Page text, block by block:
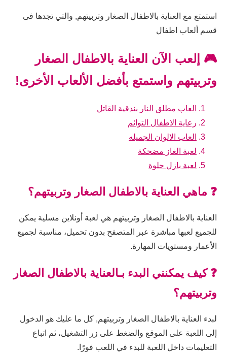
استمتع مع العناية بالاطفال الصغار وتربيتهم, والتي تجدها فى
قسم ألعاب اطفال
🎮 إلعب الآن العناية بالاطفال الصغار
وتربيتهم واستمتع بأفضل الألعاب الأخرى!
العاب مطلق النار بندقية القاتل
رعاية الاطفال التوائم
العاب الالوان الجميله
لعبة الغاز مضحكة
لعبة بازل حلوة
❓ ماهي العناية بالاطفال الصغار وتربيتهم؟
العناية بالاطفال الصغار وتربيتهم هي لعبة أونلاين مسلية يمكن
للجميع لعبها مباشرة عبر المتصفح بدون تحميل، مناسبة لجميع
الأعمار ومستويات المهارة.
❓ كيف يمكنني البدء بـالعناية بالاطفال الصغار
وتربيتهم؟
لبدء العناية بالاطفال الصغار وتربيتهم, كل ما عليك هو الدخول
إلى اللعبة على الموقع والضغط على زر التشغيل، ثم اتباع
التعليمات داخل اللعبة للبدء في اللعب فورًا.